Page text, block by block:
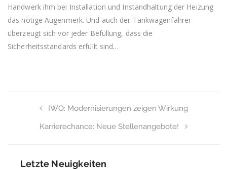
Handwerk ihm bei Installation und Instandhaltung der Heizung
das nötige Augenmerk. Und auch der Tankwagenfahrer
überzeugt sich vor jeder Befüllung, dass die
Sicherheitsstandards erfüllt sind…
IWO: Modernisierungen zeigen Wirkung
Karrierechance: Neue Stellenangebote!
Letzte Neuigkeiten